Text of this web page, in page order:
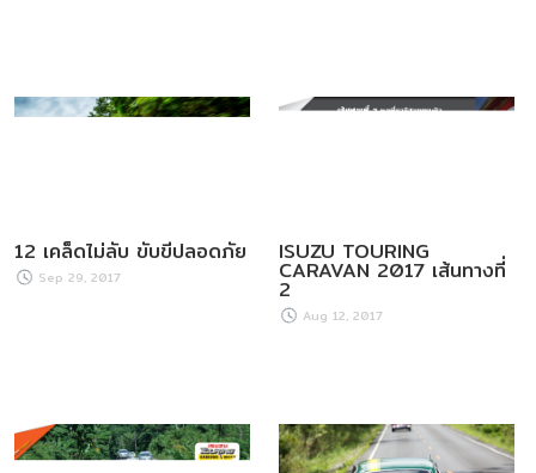
12 เคล็ดไม่ลับ ขับขี่ปลอดภัย
Sep 29, 2017
ISUZU TOURING
CARAVAN 2017 เส้นทางที่
2
Aug 12, 2017